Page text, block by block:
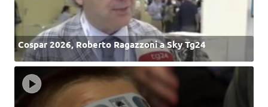
Cospar 2026, Roberto Ragazzoni a Sky Tg24